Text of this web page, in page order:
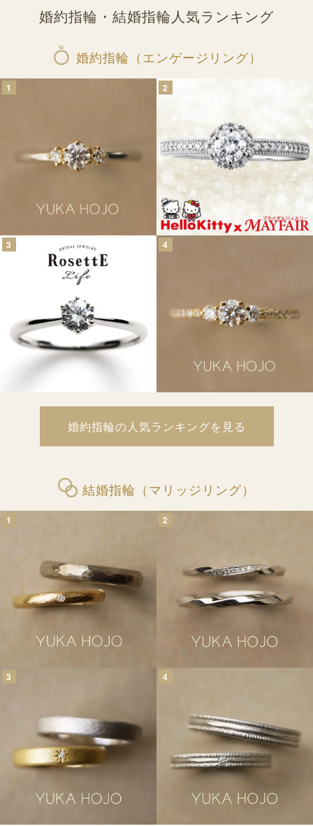
婚約指輪・結婚指輪人気ランキング
婚約指輪（エンゲージリング）
1 2
3 4
婚約指輪の人気ランキングを見る
結婚指輪（マリッジリング）
1 2
3 4